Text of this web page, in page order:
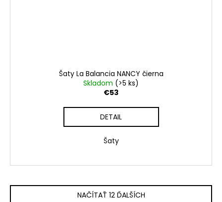
Šaty La Balancia NANCY čierna
Skladom (>5 ks)
€53
DETAIL
Šaty
NAČÍTAŤ 12 ĎALŠÍCH